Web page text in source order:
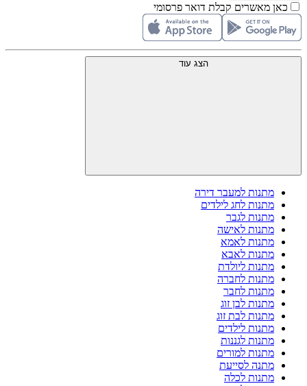
כאן מאשרים קבלת דואר פרסומי
הצג עוד
מתנות למעבר דירה
מתנות לחג לילדים
מתנות לגבר
מתנות לאישה
מתנות לאמא
מתנות לאבא
מתנות ליולדת
מתנות לחברה
מתנות לחבר
מתנות לבן זוג
מתנות לבת זוג
מתנות לילדים
מתנות לגננות
מתנות למורים
מתנה לסייעת
מתנות לכלה